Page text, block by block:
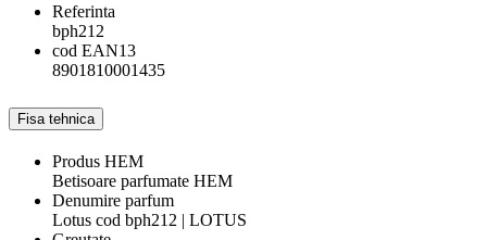
Referinta
bph212
cod EAN13
8901810001435
Fisa tehnica
Produs HEM
Betisoare parfumate HEM
Denumire parfum
Lotus cod bph212 | LOTUS